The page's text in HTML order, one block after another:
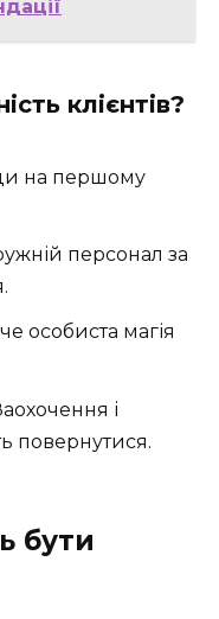
клієнтів?
на першому
персонал за
особиста магія
і
повернутися.
бути